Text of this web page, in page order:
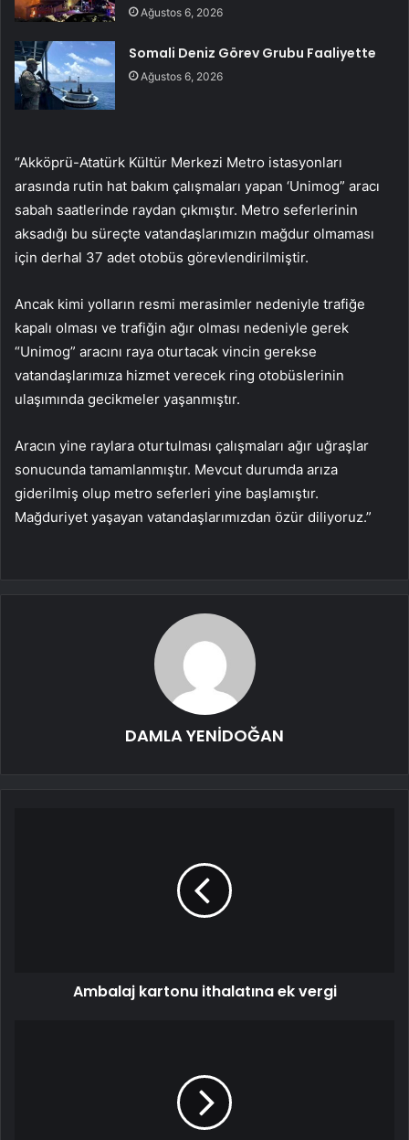
Ağustos 6, 2026
Somali Deniz Görev Grubu Faaliyette
Ağustos 6, 2026
“Akköprü-Atatürk Kültür Merkezi Metro istasyonları
arasında rutin hat bakım çalışmaları yapan ‘Unimog” aracı
sabah saatlerinde raydan çıkmıştır. Metro seferlerinin
aksadığı bu süreçte vatandaşlarımızın mağdur olmaması
için derhal 37 adet otobüs görevlendirilmiştir.
Ancak kimi yolların resmi merasimler nedeniyle trafiğe
kapalı olması ve trafiğin ağır olması nedeniyle gerek
“Unimog” aracını raya oturtacak vincin gerekse
vatandaşlarımıza hizmet verecek ring otobüslerinin
ulaşımında gecikmeler yaşanmıştır.
Aracın yine raylara oturtulması çalışmaları ağır uğraşlar
sonucunda tamamlanmıştır. Mevcut durumda arıza
giderilmiş olup metro seferleri yine başlamıştır.
Mağduriyet yaşayan vatandaşlarımızdan özür diliyoruz.”
DAMLA YENİDOĞAN
Ambalaj kartonu ithalatına ek vergi